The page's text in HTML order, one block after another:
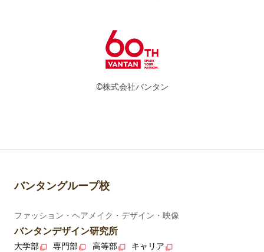
©株式会社バンタン
バンタングループ校
ファッション・ヘアメイク・デザイン・映像
バンタンデザイン研究所
大学部 専門部 高等部 キャリア